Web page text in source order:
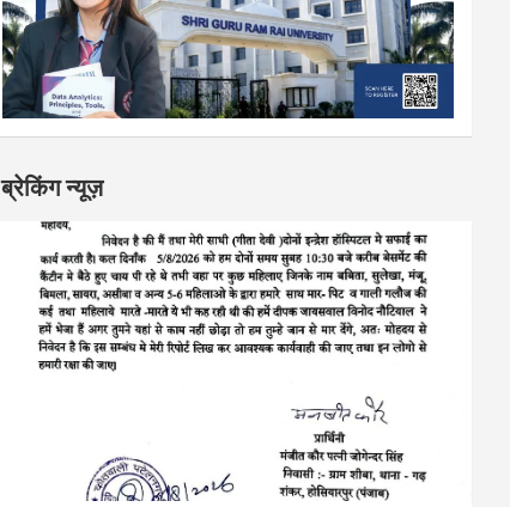
ब्रेकिंग न्यूज़